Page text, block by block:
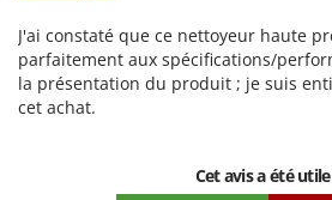
Qualité / Prix
Facilité de montage
J'ai constaté que ce nettoyeur haute
parfaitement aux spécifications/
la présentation du produit ; je suis
cet achat.
Cet avis a été